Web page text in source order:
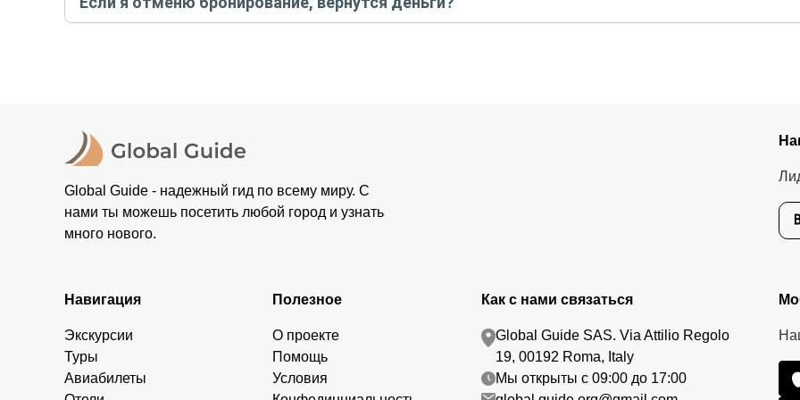
Global Guide - надежный гид по всему миру. С
нами ты можешь посетить любой город и узнать
много нового.
Навигация
Экскурсии
Туры
Авиабилеты
Полезное
О проекте
Помощь
Условия
Как с нами связаться
Global Guide SAS. Via Attilio Regolo
19, 00192 Roma, Italy
Мы открыты с 09:00 до 17:00